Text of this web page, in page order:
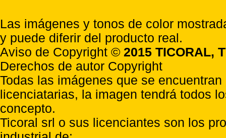
Las imágenes y tonos de color
y puede diferir del producto real.
Aviso de Copyright © 2015 TICORAL,
Derechos de autor Copyright
Todas las imágenes que se
licenciatarias, la imagen tendrá todos
concepto.
Ticoral srl o sus licenciantes son los